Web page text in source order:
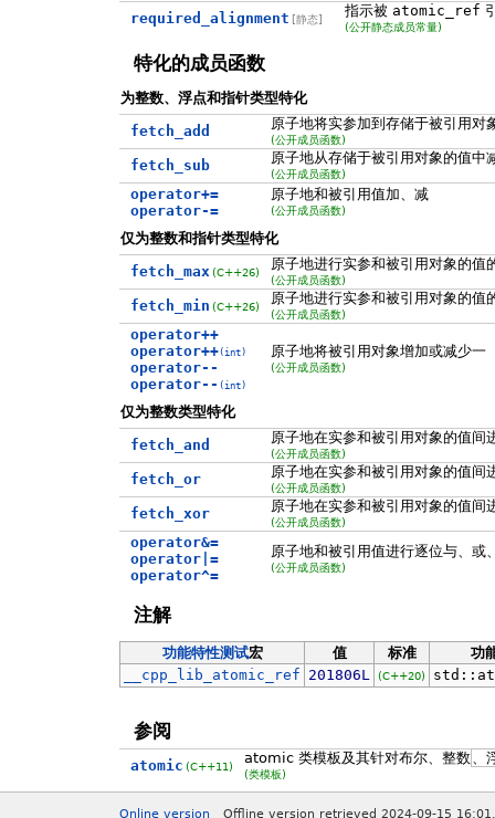
required_alignment [静态] 指示被 atomic_ref
(公开静态成员常量)
特化的成员函数
为整数、浮点和指针类型特化
fetch_add
原子地将实参加到存储于被引用对
(公开成员函数)
fetch_sub 原子地从存储于被引用对象的值中
(公开成员函数)
operator+=
operator-=
原子地和被引用值加、减
(公开成员函数)
仅为整数和指针类型特化
fetch_max (C++26) 原子地进行实参和被引用对象的值
(公开成员函数)
fetch_min (C++26) 原子地进行实参和被引用对象的值
(公开成员函数)
operator++
operator++(int)
operator--
operator-- (int)
原子地将被引用对象增加或减少一
(公开成员函数)
仅为整数类型特化
fetch_and
原子地在实参和被引用对象的值间
(公开成员函数)
fetch_or 原子地在实参和被引用对象的值间
(公开成员函数)
fetch_xor 原子地在实参和被引用对象的值间
(公开成员函数)
operator&=
operator|=
operator^=
原子地和被引用值进行逐位与、或
(公开成员函数)
注解
功能特性测试宏 值 标准
功
__cpp_lib_atomic_ref 201806L (C++20)
参阅
atomic (C++11) atomic 类模板及其针对布尔、整数、
(类模板)
Online version Offline version retrieved 2024-09-15 16:01.